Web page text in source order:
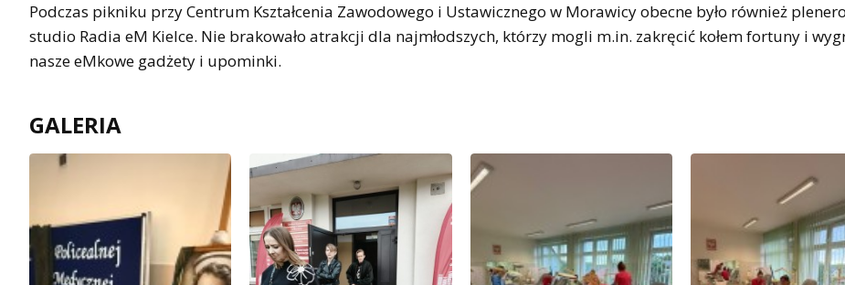
Podczas pikniku przy Centrum Kształcenia Zawodowego i Ustawicznego w Morawicy obecne było również
studio Radia eM Kielce. Nie brakowało atrakcji dla najmłodszych, którzy mogli m.in. zakręcić kołem fortuny i
nasze eMkowe gadżety i upominki.
GALERIA